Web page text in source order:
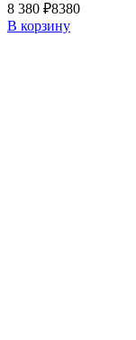
8 380 ₽8380
В корзину